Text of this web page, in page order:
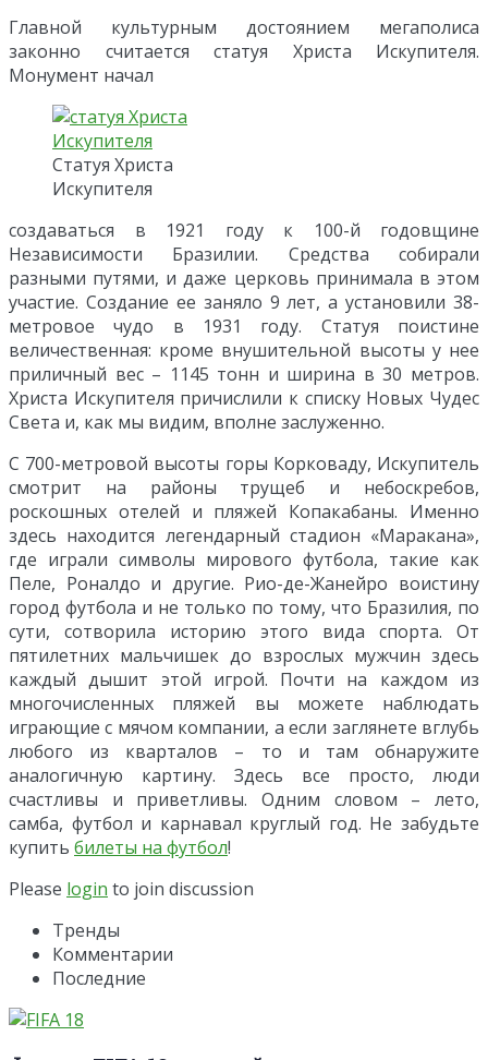
Главной культурным достоянием мегаполиса
законно считается статуя Христа Искупителя.
Монумент начал
Статуя Христа
Искупителя
создаваться в 1921 году к 100-й годовщине
Независимости Бразилии. Средства собирали
разными путями, и даже церковь принимала в этом
участие. Создание ее заняло 9 лет, а установили 38-
метровое чудо в 1931 году. Статуя поистине
величественная: кроме внушительной высоты у нее
приличный вес – 1145 тонн и ширина в 30 метров.
Христа Искупителя причислили к списку Новых Чудес
Света и, как мы видим, вполне заслуженно.
С 700-метровой высоты горы Корковаду, Искупитель
смотрит на районы трущеб и небоскребов,
роскошных отелей и пляжей Копакабаны. Именно
здесь находится легендарный стадион «Маракана»,
где играли символы мирового футбола, такие как
Пеле, Роналдо и другие. Рио-де-Жанейро воистину
город футбола и не только по тому, что Бразилия, по
сути, сотворила историю этого вида спорта. От
пятилетних мальчишек до взрослых мужчин здесь
каждый дышит этой игрой. Почти на каждом из
многочисленных пляжей вы можете наблюдать
играющие с мячом компании, а если заглянете вглубь
любого из кварталов – то и там обнаружите
аналогичную картину. Здесь все просто, люди
счастливы и приветливы. Одним словом – лето,
самба, футбол и карнавал круглый год. Не забудьте
купить билеты на футбол!
Please login to join discussion
Тренды
Комментарии
Последние